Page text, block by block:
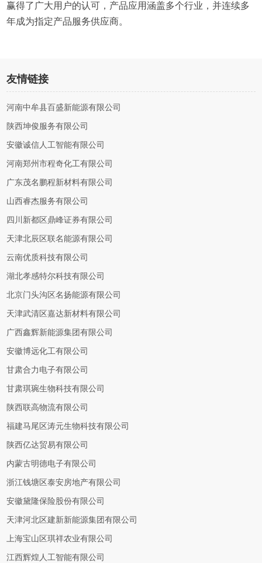
赢得了广大用户的认可，产品应用涵盖多个行业，并连续多
年成为指定产品服务供应商。
友情链接
河南中牟县百盛新能源有限公司
陕西坤俊服务有限公司
安徽诚信人工智能有限公司
河南郑州市程奇化工有限公司
广东茂名鹏程新材料有限公司
山西睿杰服务有限公司
四川新都区鼎峰证券有限公司
天津北辰区联名能源有限公司
云南优质科技有限公司
湖北孝感特尔科技有限公司
北京门头沟区名扬能源有限公司
天津武清区嘉达新材料有限公司
广西鑫辉新能源集团有限公司
安徽博远化工有限公司
甘肃合力电子有限公司
甘肃琪琬生物科技有限公司
陕西联高物流有限公司
福建马尾区涛元生物科技有限公司
陕西亿达贸易有限公司
内蒙古明德电子有限公司
浙江钱塘区泰安房地产有限公司
安徽黛隆保险股份有限公司
天津河北区建新新能源集团有限公司
上海宝山区琪祥农业有限公司
江西辉煌人工智能有限公司